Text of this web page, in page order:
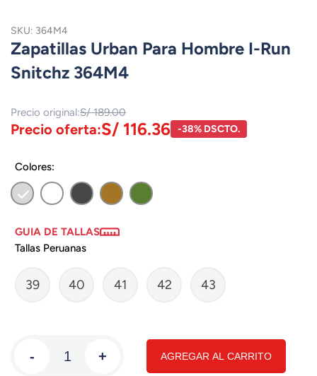
SKU: 364M4
Zapatillas Urban Para Hombre I-Run
Snitchz 364M4
Precio original:S/ 189.00
Precio oferta:S/ 116.36 -38% DSCTO.
Colores:
GUIA DE TALLAS
Tallas Peruanas
39 40 41 42 43
- + AGREGAR AL CARRITO